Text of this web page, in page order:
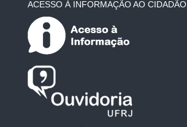
ACESSO À INFORMAÇÃO AO CIDADÃO